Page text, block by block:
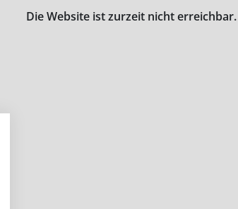
Die Website ist zurzeit nicht erreichbar.